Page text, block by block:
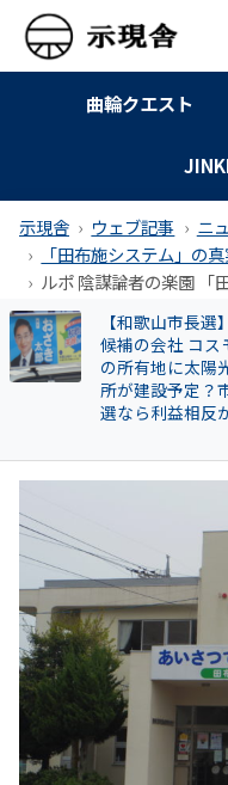
曲輪クエスト
示現舎 ウェブ記事 ニ
「田布施システム」の
ルポ 陰謀論者の楽園 「
【和歌山市長選
候補の会社 コス
の所有地に太陽
所が建設予定？
選なら利益相反